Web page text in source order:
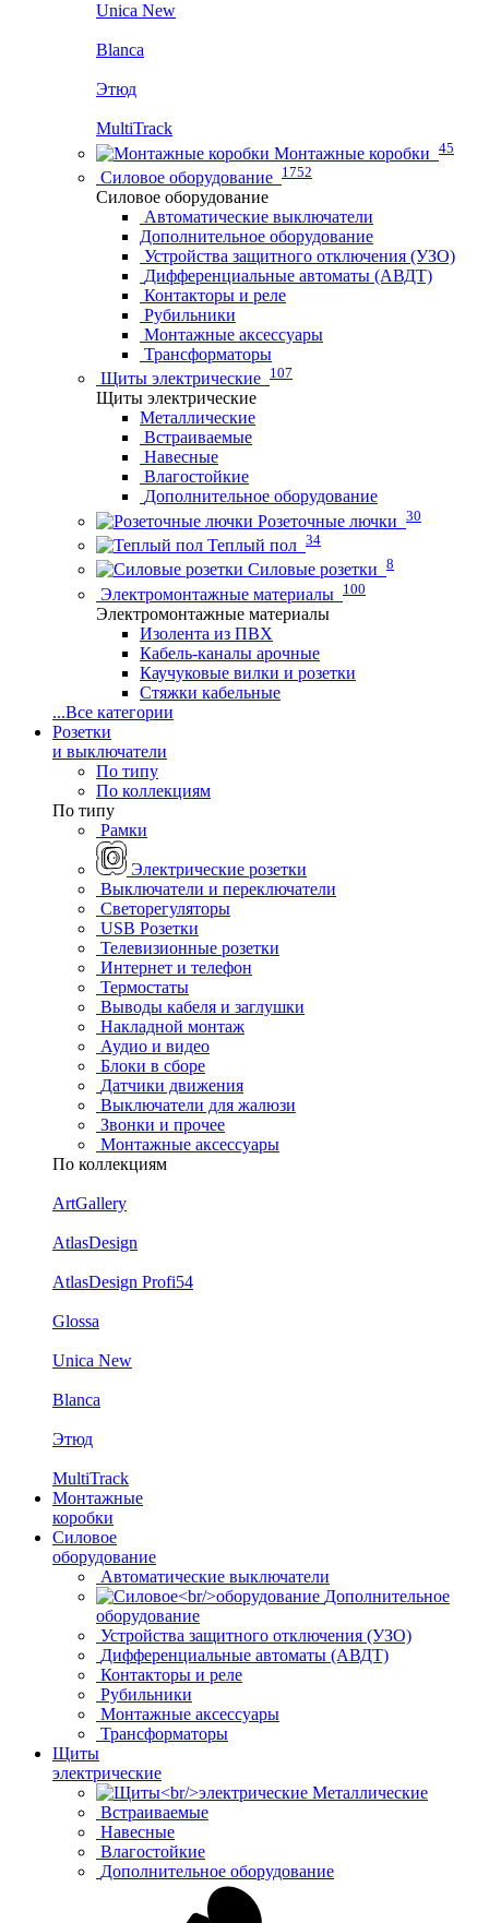
Unica New
Blanca
Этюд
MultiTrack
Монтажные коробки 45
Силовое оборудование 1752
Силовое оборудование
Автоматические выключатели
Дополнительное оборудование
Устройства защитного отключения (УЗО)
Дифференциальные автоматы (АВДТ)
Контакторы и реле
Рубильники
Монтажные аксессуары
Трансформаторы
Щиты электрические 107
Щиты электрические
Металлические
Встраиваемые
Навесные
Влагостойкие
Дополнительное оборудование
Розеточные лючки 30
Теплый пол 34
Силовые розетки 8
Электромонтажные материалы 100
Электромонтажные материалы
Изолента из ПВХ
Кабель-каналы арочные
Каучуковые вилки и розетки
Стяжки кабельные
...Все категории
Розетки
и выключатели
По типу
По коллекциям
По типу
Рамки
Электрические розетки
Выключатели и переключатели
Светорегуляторы
USB Розетки
Телевизионные розетки
Интернет и телефон
Термостаты
Выводы кабеля и заглушки
Накладной монтаж
Аудио и видео
Блоки в сборе
Датчики движения
Выключатели для жалюзи
Звонки и прочее
Монтажные аксессуары
По коллекциям
ArtGallery
AtlasDesign
AtlasDesign Profi54
Glossa
Unica New
Blanca
Этюд
MultiTrack
Монтажные
коробки
Силовое
оборудование
Автоматические выключатели
Дополнительное
оборудование
Устройства защитного отключения (УЗО)
Дифференциальные автоматы (АВДТ)
Контакторы и реле
Рубильники
Монтажные аксессуары
Трансформаторы
Щиты
электрические
Металлические
Встраиваемые
Навесные
Влагостойкие
Дополнительное оборудование